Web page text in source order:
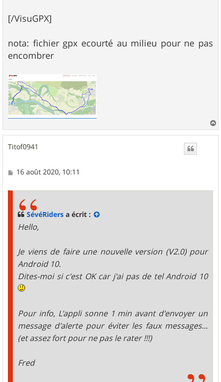
[/VisuGPX]
nota: fichier gpx ecourté au milieu pour ne pas
encombrer
a
Titof0941
M16 août 2020, 10:11
SévéRiders a écrit :
Hello,
Je viens de faire une nouvelle version (V2.0) pour
Android 10.
Dites-moi si c'est OK car j'ai pas de tel Android 10
Pour info, L'appli sonne 1 min avant d'envoyer un
message d'alerte pour éviter les faux messages...
(et assez fort pour ne pas le rater !!!)
Fred